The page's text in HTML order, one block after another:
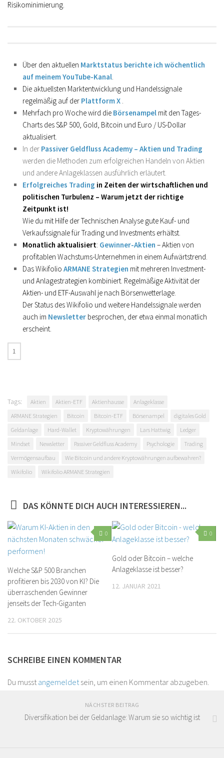
Risikominimierung.
Über den aktuellen Marktstatus berichte ich wöchentlich
auf meinem YouTube-Kanal.
Die aktuellsten Marktentwicklung und Handelssignale
regelmäßig auf der Plattform X .
Mehrfach pro Woche wird die Börsenampel mit den Tages-
Charts des S&P 500, Gold, Bitcoin und Euro / US-Dollar
aktualisiert.
In der Passiver Geldfluss Academy – Aktien und Trading
werden die Methoden zum erfolgreichen Handeln von Aktien
und andere Anlageklassen ausführlich erläutert.
Erfolgreiches Trading in Zeiten der wirtschaftlichen und
politischen Turbulenz – Warum jetzt der richtige
Zeitpunkt ist!
Wie du mit Hilfe der Technischen Analyse gute Kauf- und
Verkaufssignale für Trading und Investments erhältst.
Monatlich aktualisiert: Gewinner-Aktien – Aktien von
profitablen Wachstums-Unternehmen in einem Aufwärtstrend.
Das Wikifolio ARMANE Strategien mit mehreren Investment-
und Anlagestrategien kombiniert. Regelmäßige Aktivität der
Aktien- und ETF-Auswahl je nach Börsenwetterlage.
Der Status des Wikifolio und weitere Handelssignale werden
auch im Newsletter besprochen, der etwa einmal monatlich
erscheint.
Tags: Aktien Aktien-ETF Aktienhausse
Anlageklasse
ARMANE Strategien
Bitcoin Bitcoin-ETF Börsenampel
digitales Gold
Geldanlage
Hard-Wallet Kryptowährungen Lars Hattwig
Ledger
Mindset
Newsletter Passiver Geldfluss Academy Psychologie
Trading
Vermögensaufbau
Wie Bitcoin und andere Kryptowährungen aufbewahren?
Wikifolio
Wikifolio ARMANE Strategien
DAS KÖNNTE DICH AUCH INTERESSIEREN...
0
Welche S&P 500 Branchen
profitieren bis 2030 von KI? Die
überraschenden Gewinner
jenseits der Tech-Giganten
22. OKTOBER 2025
0
Gold oder Bitcoin – welche
Anlageklasse ist besser?
12. JANUAR 2021
SCHREIBE EINEN KOMMENTAR
Du musstangemeldetsein, um einen Kommentar abzugeben.
NÄCHSTER BEITRAG
Diversifikation bei der Geldanlage: Warum sie so wichtig ist